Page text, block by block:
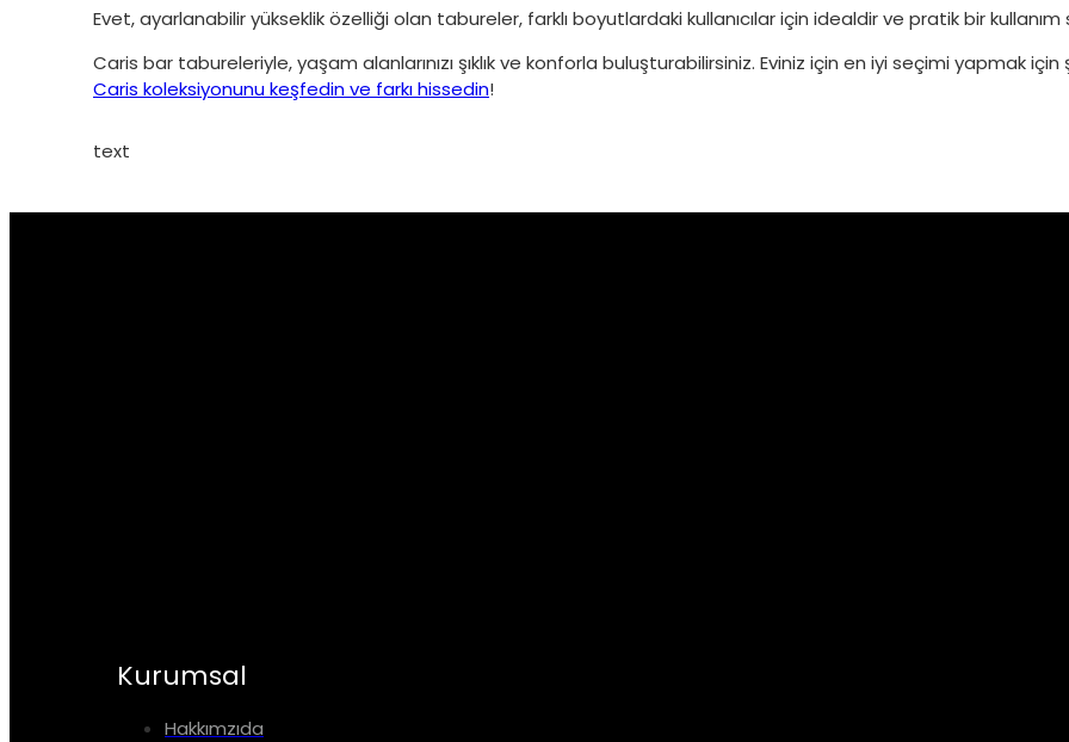
Evet, ayarlanabilir yükseklik özelliği olan tabureler, farklı boyutlardaki kullanıcılar için idealdir ve pratik bir kullanım
Caris bar tabureleriyle, yaşam alanlarınızı şıklık ve konforla buluşturabilirsiniz. Eviniz için en iyi seçimi yapmak için
Caris koleksiyonunu keşfedin ve farkı hissedin!
text
Kurumsal
Hakkımzıda